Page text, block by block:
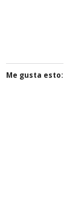
Me gusta esto: